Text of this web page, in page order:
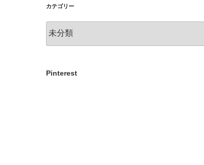
カテゴリー
テ
ゴ
ー
Pinterest